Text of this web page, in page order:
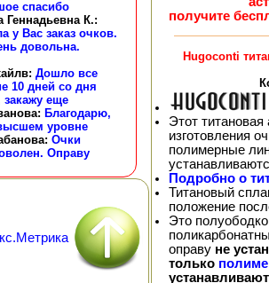
спасибо
Геннадьевна К.:
у Вас заказ очков.
довольна.
: Дошло все
10 дней со дня
закажу еще
: Благодарю,
уровне
: Очки
Оправу
получите
Hugoconti
Этот
изготовления
полимерные
Подробно о
Титановый
положение
Это
оправу не
только